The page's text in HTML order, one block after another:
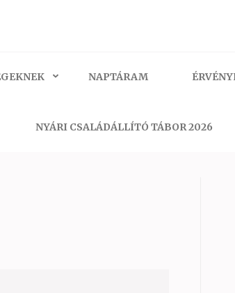
NAPTÁRAM
NYÁRI CSALÁDÁLLÍTÓ TÁBOR 2026